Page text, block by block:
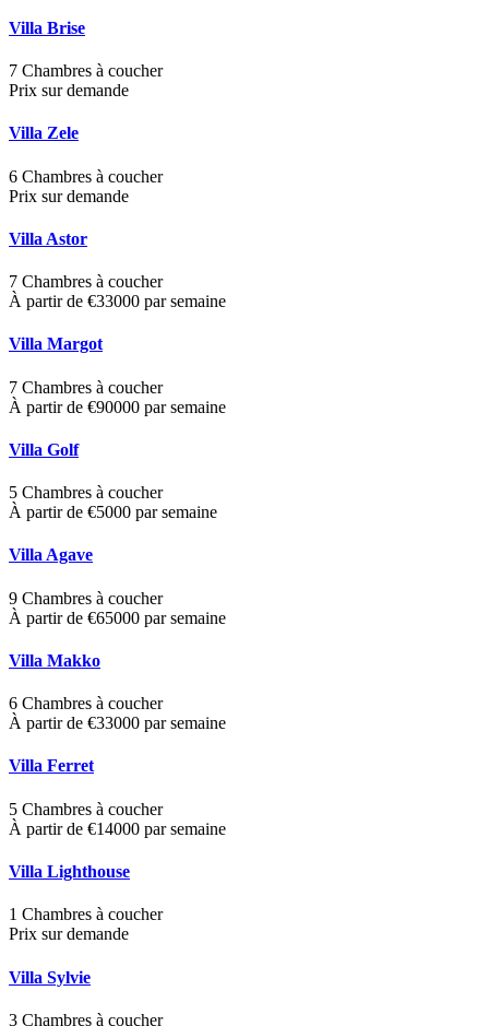
Villa Brise
7 Chambres à coucher
Prix sur demande
Villa Zele
6 Chambres à coucher
Prix sur demande
Villa Astor
7 Chambres à coucher
À partir de €33000 par semaine
Villa Margot
7 Chambres à coucher
À partir de €90000 par semaine
Villa Golf
5 Chambres à coucher
À partir de €5000 par semaine
Villa Agave
9 Chambres à coucher
À partir de €65000 par semaine
Villa Makko
6 Chambres à coucher
À partir de €33000 par semaine
Villa Ferret
5 Chambres à coucher
À partir de €14000 par semaine
Villa Lighthouse
1 Chambres à coucher
Prix sur demande
Villa Sylvie
3 Chambres à coucher